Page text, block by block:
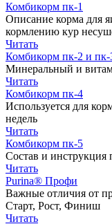
Комбикорм пк-1
Описание корма для
кормлению кур
Читать
Комбикорм пк-2 и пк-
Минеральный и
Читать
Комбикорм пк-4
Используется для
недель
Читать
Комбикорм пк-5
Состав и
Читать
Purina® Профи
Важные отличия от
Старт, Рост, Финиш
Читать